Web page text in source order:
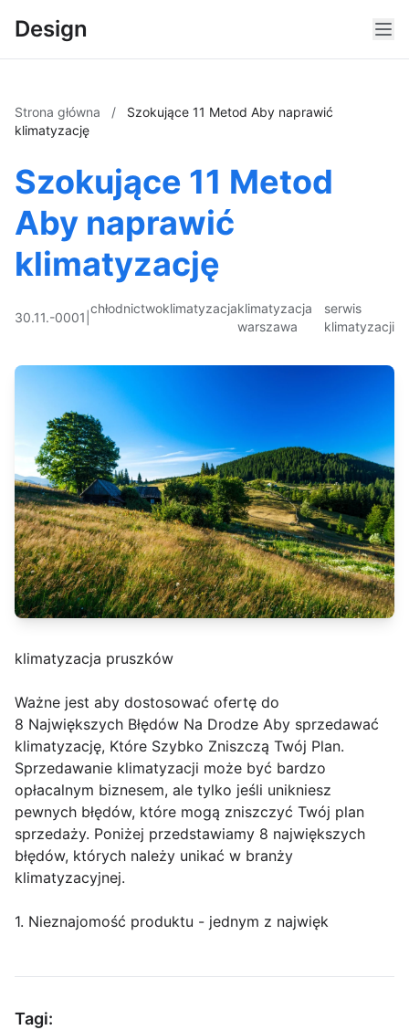
Design
Strona główna /
Szokujące 11 Metod Aby naprawić
klimatyzację
Szokujące 11 Metod
Aby naprawić
klimatyzację
30.11.-0001
chłodnictwoklimatyzacjaklimatyzacja
warszawa
serwis
klimatyzacji
klimatyzacja pruszków
Ważne jest aby dostosować ofertę do
8 Największych Błędów Na Drodze Aby sprzedawać
klimatyzację, Które Szybko Zniszczą Twój Plan.
Sprzedawanie klimatyzacji może być bardzo
opłacalnym biznesem, ale tylko jeśli unikniesz
pewnych błędów, które mogą zniszczyć Twój plan
sprzedaży. Poniżej przedstawiamy 8 największych
błędów, których należy unikać w branży
klimatyzacyjnej.
1. Nieznajomość produktu - jednym z najwięk
Tagi: